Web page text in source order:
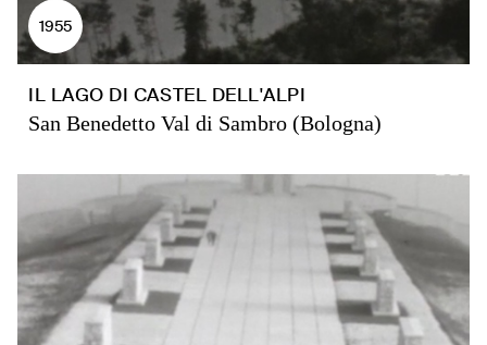
1955
IL LAGO DI CASTEL DELL'ALPI
San Benedetto Val di Sambro (Bologna)